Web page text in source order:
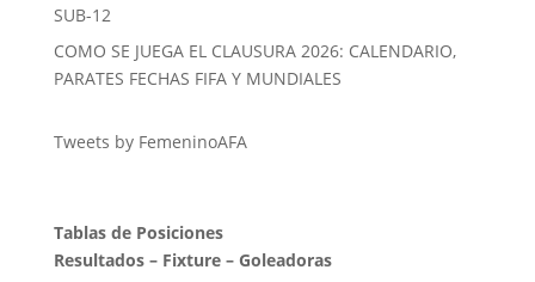
SUB-12
COMO SE JUEGA EL CLAUSURA 2026: CALENDARIO,
PARATES FECHAS FIFA Y MUNDIALES
Tweets by FemeninoAFA
Tablas de Posiciones
Resultados– Fixture– Goleadoras